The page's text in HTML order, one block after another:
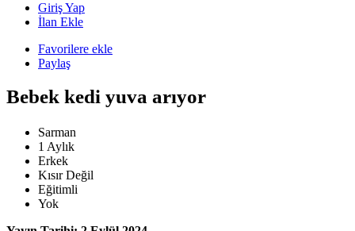
Giriş Yap
İlan Ekle
Favorilere ekle
Paylaş
Bebek kedi yuva arıyor
Sarman
1 Aylık
Erkek
Kısır Değil
Eğitimli
Yok